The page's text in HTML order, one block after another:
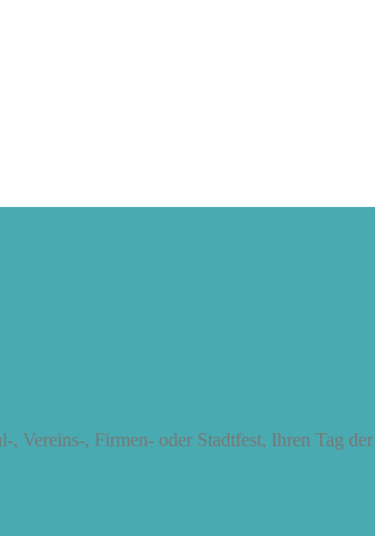
Vereins-, Firmen- oder Stadtfest, Ihren Tag